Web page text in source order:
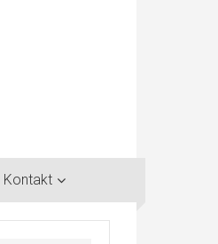
Kontakt